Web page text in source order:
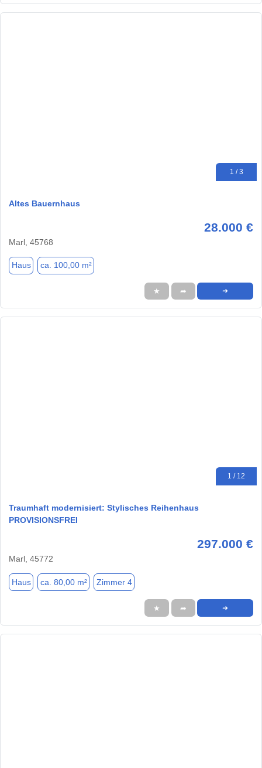
1 / 3
Altes Bauernhaus
28.000 €
Marl, 45768
Haus ca. 100,00 m²
★ ➦ ➜
1 / 12
Traumhaft modernisiert: Stylisches Reihenhaus
PROVISIONSFREI
297.000 €
Marl, 45772
Haus ca. 80,00 m² Zimmer 4
★ ➦ ➜